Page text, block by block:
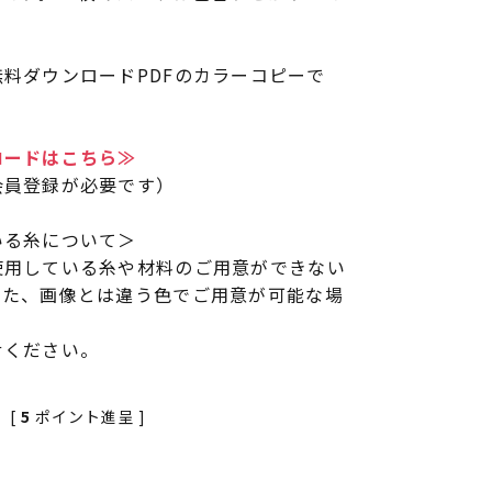
ダウンロードPDFのカラーコピーで
ードはこちら≫
登録が必要です）
糸について＞
している糸や材料のご用意ができない
、画像とは違う色でご用意が可能な場
ださい。
[ 5 ポイント進呈 ]